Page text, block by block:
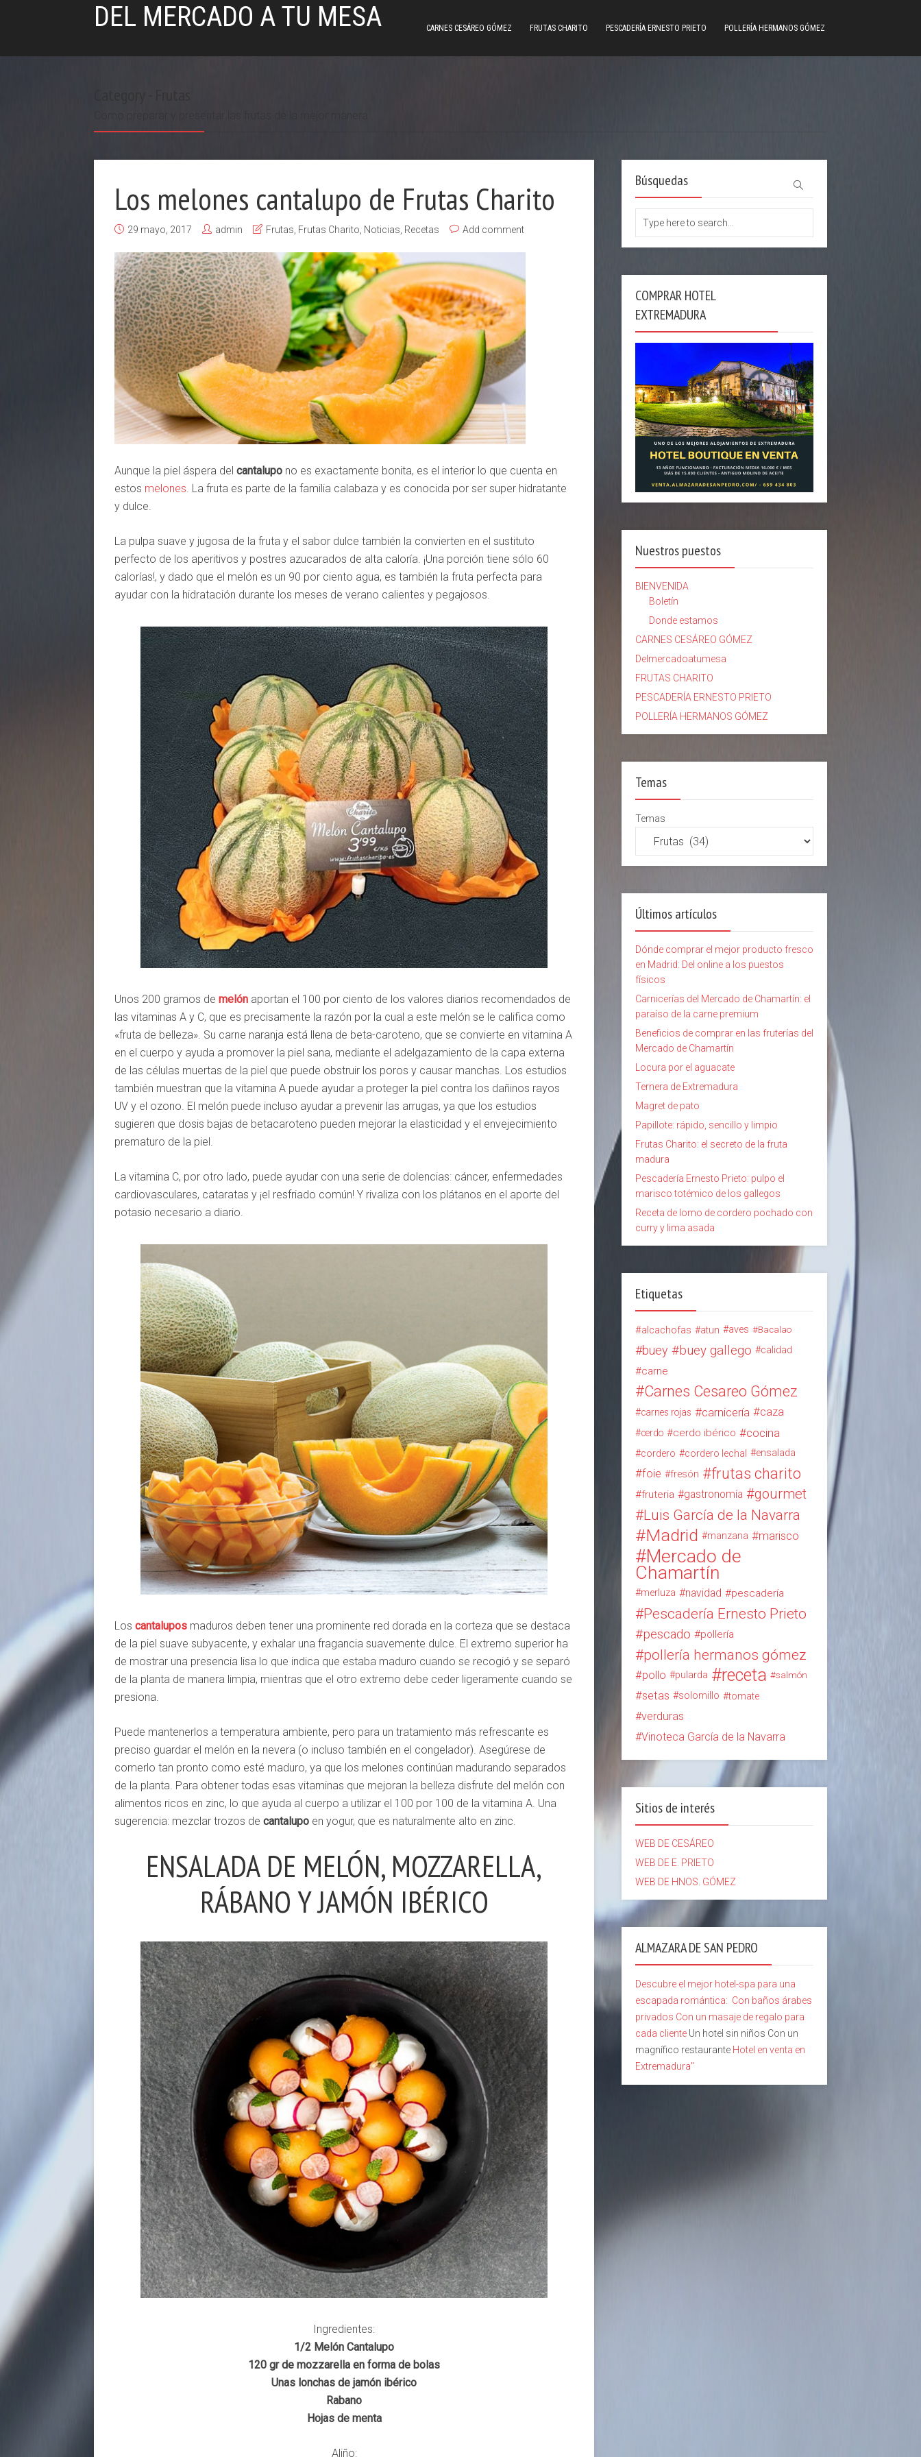
DEL MERCADO A TU MESA CARNES CESÁREO GÓMEZ FRUTAS CHARITO PESCADERÍA ERNESTO PRIETO POLLERÍA HERMANOS GÓMEZ
Los melones cantalupo de Frutas Charito
29 mayo, 2017 admin Frutas Frutas Charito Noticias Recetas Add comment
Aunque la piel áspera del cantalupo no es exactamente bonita, es el interior lo que cuenta en
estos melones. La fruta es parte de la familia calabaza y es conocida por ser super hidratante
y dulce.
La pulpa suave y jugosa de la fruta y el sabor dulce también la convierten en el sustituto
perfecto de los aperitivos y postres azucarados de alta caloría. ¡Una porción tiene sólo 60
calorías!, y dado que el melón es un 90 por ciento agua, es también la fruta perfecta para
ayudar con la hidratación durante los meses de verano calientes y pegajosos.
Unos 200 gramos de melón aportan el 100 por ciento de los valores diarios recomendados de
las vitaminas A y C, que es precisamente la razón por la cual a este melón se le califica como
«fruta de belleza». Su carne naranja está llena de beta-caroteno, que se convierte en vitamina A
en el cuerpo y ayuda a promover la piel sana, mediante el adelgazamiento de la capa externa
de las células muertas de la piel que puede obstruir los poros y causar manchas. Los estudios
también muestran que la vitamina A puede ayudar a proteger la piel contra los dañinos rayos
UV y el ozono. El melón puede incluso ayudar a prevenir las arrugas, ya que los estudios
sugieren que dosis bajas de betacaroteno pueden mejorar la elasticidad y el envejecimiento
prematuro de la piel.
La vitamina C, por otro lado, puede ayudar con una serie de dolencias: cáncer, enfermedades
cardiovasculares, cataratas y ¡el resfriado común! Y rivaliza con los plátanos en el aporte del
potasio necesario a diario.
Los cantalupos maduros deben tener una prominente red dorada en la corteza que se destaca
de la piel suave subyacente, y exhalar una fragancia suavemente dulce. El extremo superior ha
de mostrar una presencia lisa lo que indica que estaba maduro cuando se recogió y se separó
de la planta de manera limpia, mientras que el otro extremo debe ceder ligeramente cuando se
presiona.
Puede mantenerlos a temperatura ambiente, pero para un tratamiento más refrescante es
preciso guardar el melón en la nevera (o incluso también en el congelador). Asegúrese de
comerlo tan pronto como esté maduro, ya que los melones continúan madurando separados
de la planta. Para obtener todas esas vitaminas que mejoran la belleza disfrute del melón con
alimentos ricos en zinc, lo que ayuda al cuerpo a utilizar el 100 por 100 de la vitamina A. Una
sugerencia: mezclar trozos de cantalupo en yogur, que es naturalmente alto en zinc.
ENSALADA DE MELÓN, MOZZARELLA,
RÁBANO Y JAMÓN IBÉRICO
Ingredientes:
1/2 Melón Cantalupo
120 gr de mozzarella en forma de bolas
Unas lonchas de jamón ibérico
Rabano
Hojas de menta
Aliño:
Búsquedas
COMPRAR HOTEL
EXTREMADURA
Nuestros puestos
BIENVENIDA
Boletín
Donde estamos
CARNES CESÁREO GÓMEZ
Delmercadoatumesa
FRUTAS CHARITO
PESCADERÍA ERNESTO PRIETO
POLLERÍA HERMANOS GÓMEZ
Temas
Temas
Últimos artículos
Dónde comprar el mejor producto fresco
en Madrid: Del online a los puestos
físicos
Carnicerías del Mercado de Chamartín: el
paraíso de la carne premium
Beneficios de comprar en las fruterías del
Mercado de Chamartín
Locura por el aguacate
Ternera de Extremadura
Magret de pato
Papillote: rápido, sencillo y limpio
Frutas Charito: el secreto de la fruta
madura
Pescadería Ernesto Prieto: pulpo el
marisco totémico de los gallegos
Receta de lomo de cordero pochado con
curry y lima asada
Etiquetas
alcachofas atun aves Bacalao
buey buey gallego calidad
carne
Carnes Cesareo Gómez
carnes rojas carnicería caza
cerdo cerdo ibérico cocina
cordero cordero lechal ensalada
foie fresón frutas charito
fruteria gastronomía gourmet
Luis García de la Navarra
Madrid manzana marisco
Mercado de
Chamartín
merluza navidad pescadería
Pescadería Ernesto Prieto
pescado pollería
pollería hermanos gómez
pollo pularda receta salmón
setas solomillo tomate
verduras
Vinoteca García de la Navarra
Sitios de interés
WEB DE CESÁREO
WEB DE E. PRIETO
WEB DE HNOS. GÓMEZ
ALMAZARA DE SAN PEDRO
Descubre el mejor hotel-spa para una
escapada romántica: Con baños árabes
privados Con un masaje de regalo para
cada cliente Un hotel sin niños Con un
magnífico restaurante Hotel en venta en
Extremadura"